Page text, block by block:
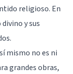
religioso. En
y sus
mismo no es ni
grandes obras,